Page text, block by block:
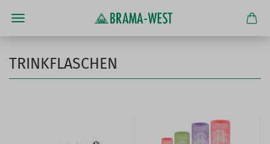
TRINKFLASCHEN